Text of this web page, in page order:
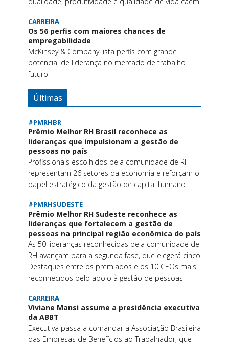
CARREIRA
Os 56 perfis com maiores chances de
empregabilidade
McKinsey & Company lista perfis com grande
potencial de liderança no mercado de trabalho
futuro
Últimas
#PMRHBR
Prêmio Melhor RH Brasil reconhece as
lideranças que impulsionam a gestão de
pessoas no país
Profissionais escolhidos pela comunidade de RH
representam 26 setores da economia e reforçam o
papel estratégico da gestão de capital humano
#PMRHSUDESTE
Prêmio Melhor RH Sudeste reconhece as
lideranças que fortalecem a gestão de
pessoas na principal região econômica do país
As 50 lideranças reconhecidas pela comunidade de
RH avançam para a segunda fase, que elegerá cinco
Destaques entre os premiados e os 10 CEOs mais
reconhecidos pelo apoio à gestão de pessoas
CARREIRA
Viviane Mansi assume a presidência executiva
da ABBT
Executiva passa a comandar a Associação Brasileira
das Empresas de Benefícios ao Trabalhador, que